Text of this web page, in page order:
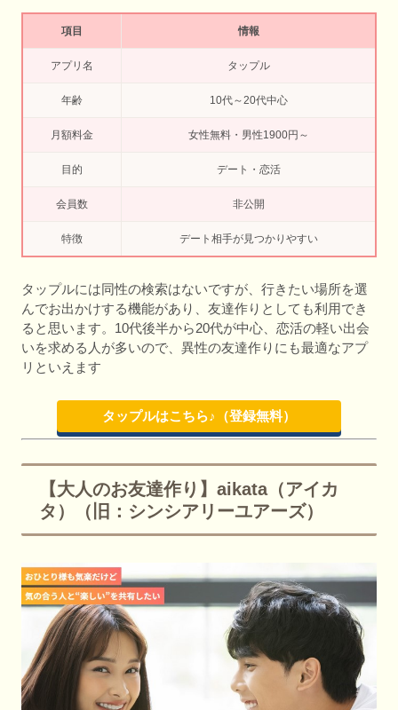
項目 情報
アプリ名 タップル
年齢 10代～20代中心
月額料金 女性無料・男性1900円～
目的 デート・恋活
会員数 非公開
特徴 デート相手が見つかりやすい
タップルには同性の検索はないですが、行きたい場所を選
んでお出かけする機能があり、友達作りとしても利用でき
ると思います。10代後半から20代が中心、恋活の軽い出会
いを求める人が多いので、異性の友達作りにも最適なアプ
リといえます
タップルはこちら♪（登録無料）
【大人のお友達作り】aikata（アイカ
タ）（旧：シンシアリーユアーズ）